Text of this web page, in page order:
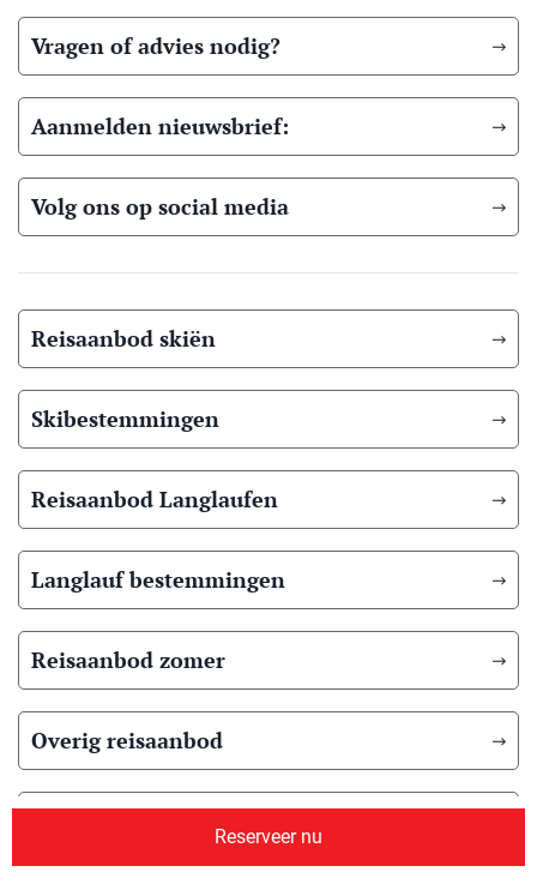
Reserveer nu
Vragen of advies nodig?
Aanmelden nieuwsbrief:
Volg ons op social media
Reisaanbod skiën
Skibestemmingen
Reisaanbod Langlaufen
Langlauf bestemmingen
Reisaanbod zomer
Overig reisaanbod